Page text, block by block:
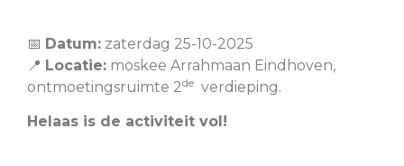
📅 Datum: zaterdag 25-10-2025
📍 Locatie: moskee Arrahmaan Eindhoven,
ontmoetingsruimte 2de verdieping.
Helaas is de activiteit vol!